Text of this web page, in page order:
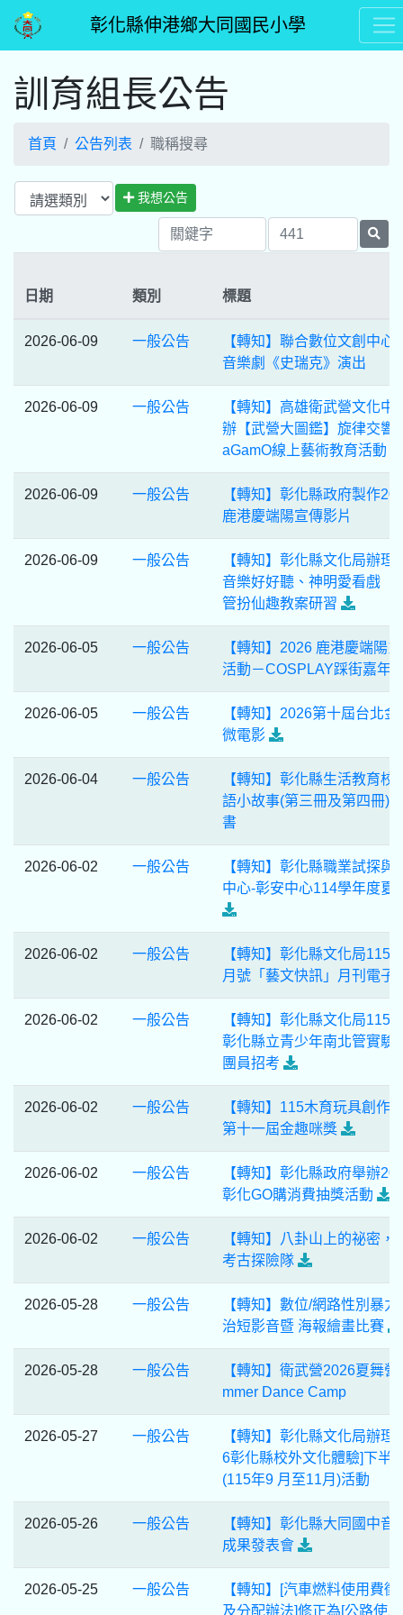
彰化縣伸港鄉大同國民小學
訓育組長公告
首頁 公告列表 職稱搜尋
我想公告
日期 類別 標題
2026-06-09 一般公告
【轉知】聯合數位文創中心
音樂劇《史瑞克》演出
2026-06-09 一般公告
【轉知】高雄衛武營文化中
辦【武營大圖鑑】旋律交響
aGamO線上藝術教育活動
2026-06-09 一般公告
【轉知】彰化縣政府製作
鹿港慶端陽宣傳影片
2026-06-09 一般公告
【轉知】彰化縣文化局辦理
音樂好好聽、神明愛看戲 ‧
管扮仙趣教案研習
2026-06-05 一般公告
【轉知】2026 鹿港慶端陽
活動－COSPLAY踩街嘉年
2026-06-05 一般公告
【轉知】2026第十屆台北金
微電影
2026-06-04 一般公告
【轉知】彰化縣生活教育校
語小故事(第三冊及第四冊)
書
2026-06-02 一般公告
【轉知】彰化縣職業試探與
中心-彰安中心114學年度夏
2026-06-02 一般公告
【轉知】彰化縣文化局115
月號「藝文快訊」月刊電子
2026-06-02 一般公告
【轉知】彰化縣文化局115
彰化縣立青少年南北管實驗
團員招考
2026-06-02 一般公告
【轉知】115木育玩具創作
第十一屆金趣咪獎
2026-06-02 一般公告
【轉知】彰化縣政府舉辦
彰化GO購消費抽獎活動
2026-06-02 一般公告
【轉知】八卦山上的祕密，
考古探險隊
2026-05-28 一般公告
【轉知】數位/網路性別暴力
治短影音暨 海報繪畫比賽
2026-05-28 一般公告
【轉知】衛武營2026夏舞營
mmer Dance Camp
2026-05-27 一般公告
【轉知】彰化縣文化局辦理
6彰化縣校外文化體驗]下半
(115年9 月至11月)活動
2026-05-26 一般公告
【轉知】彰化縣大同國中音
成果發表會
2026-05-25 一般公告
【轉知】[汽車燃料使用費徵
及分配辦法]修正為[公路使